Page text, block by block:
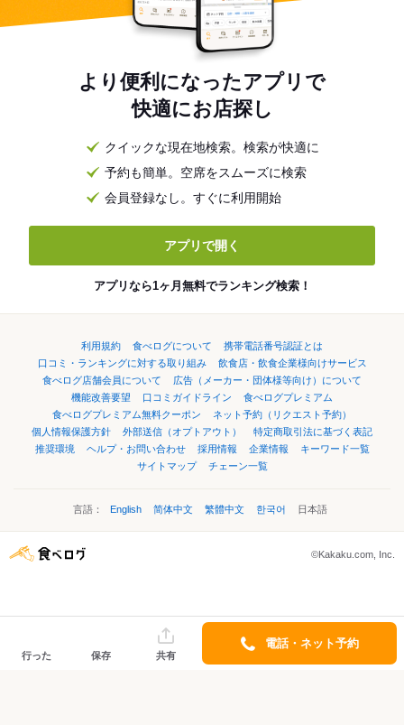
より便利になったアプリで
快適にお店探し
クイックな現在地検索。検索が快適に
予約も簡単。空席をスムーズに検索
会員登録なし。すぐに利用開始
アプリで開く
アプリなら1ヶ月無料でランキング検索！
利用規約 食べログについて
携帯電話番号認証とは
口コミ・ランキングに対する取り組み
飲食店・飲食企業様向けサービス
食べログ店舗会員について
広告（メーカー・団体様等向け）について
機能改善要望
口コミガイドライン
食べログプレミアム
食べログプレミアム無料クーポン
ネット予約（リクエスト予約）
個人情報保護方針
外部送信（オプトアウト）
特定商取引法に基づく表記
推奨環境
ヘルプ・お問い合わせ 採用情報 企業情報
キーワード一覧
サイトマップ
チェーン一覧
言語： English 简体中文 繁體中文 한국어 日本語
©Kakaku.com, Inc.
行った 保存 共有
電話・ネット予約